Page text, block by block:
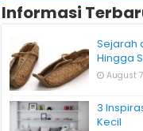
Informasi
Sejarah
Hingga
August
3
Kecil